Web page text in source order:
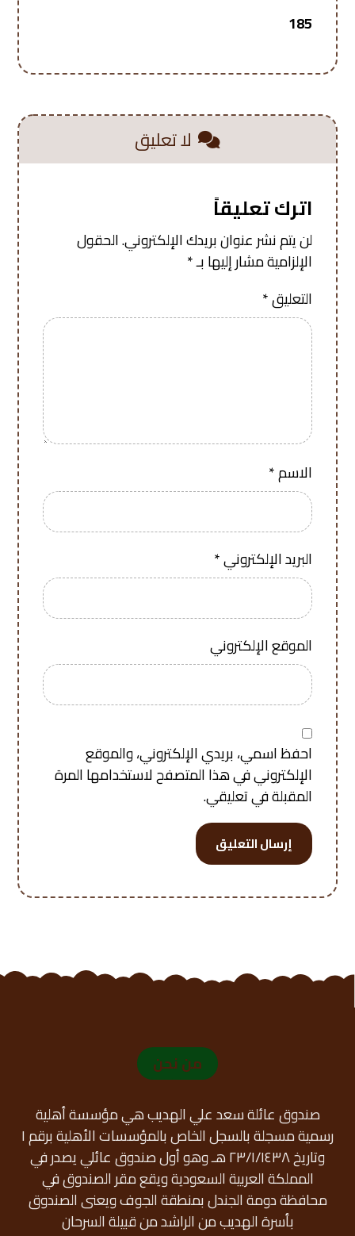
185
لا تعليق
اترك تعليقاً
لن يتم نشر عنوان بريدك الإلكتروني.الحقول
الإلزامية مشار إليها بـ*
التعليق*
الاسم*
البريد الإلكتروني*
الموقع الإلكتروني
احفظ اسمي، بريدي الإلكتروني، والموقع
الإلكتروني في هذا المتصفح لاستخدامها المرة
المقبلة في تعليقي.
إرسال التعليق
من نحن
صندوق عائلة سعد علي الهديب هي مؤسسة أهلية
رسمية مسجلة بالسجل الخاص بالمؤسسات الأهلية برقم ١
وتاريخ ٢٣/١/١٤٣٨ هـ وهو أول صندوق عائلي يصدر في
المملكة العربية السعودية ويقع مقر الصندوق في
محافظة دومة الجندل بمنطقة الجوف ويعنى الصندوق
بأسرة الهديب من الراشد من قبيلة السرحان